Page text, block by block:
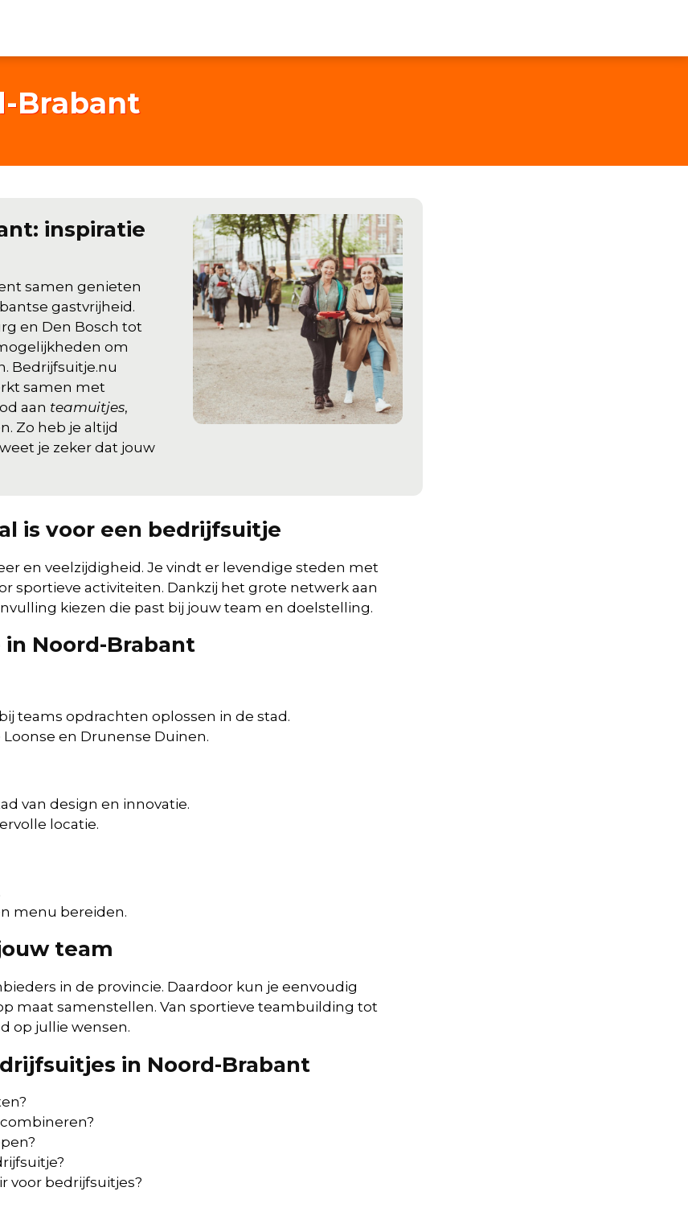
Brabant
inspiratie
samen genieten
gastvrijheid.
en Den Bosch tot
om
Bedrijfsuitje.nu
samen met
aan teamuitjes,
Zo heb je altijd
je zeker dat jouw
is voor een bedrijfsuitje
en veelzijdigheid. Je vindt er levendige steden met
sportieve activiteiten. Dankzij het grote netwerk aan
kiezen die past bij jouw team en doelstelling.
Noord-Brabant
teams opdrachten oplossen in de stad.
en Drunense Duinen.
van design en innovatie.
locatie.
menu bereiden.
team
in de provincie. Daardoor kun je eenvoudig
maat samenstellen. Van sportieve teambuilding tot
op jullie wensen.
in Noord-Brabant
voor bedrijfsuitjes?